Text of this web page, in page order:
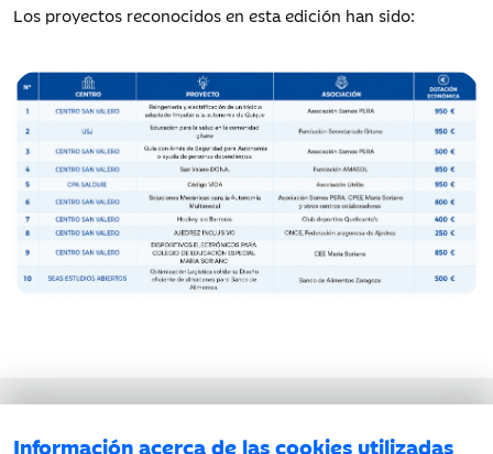
Información acerca de las cookies utilizadas
Los proyectos reconocidos en esta edición han sido: